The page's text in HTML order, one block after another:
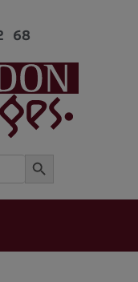
68
Search Button